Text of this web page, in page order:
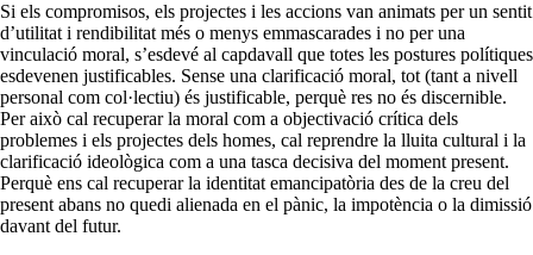
Si els compromisos, els projectes i les accions van animats per un sentit
d’utilitat i rendibilitat més o menys emmascarades i no per una
vinculació moral, s’esdevé al capdavall que totes les postures polítiques
esdevenen justificables. Sense una clarificació moral, tot (tant a nivell
personal com col·lectiu) és justificable, perquè res no és discernible.
Per això cal recuperar la moral com a objectivació crítica dels
problemes i els projectes dels homes, cal reprendre la lluita cultural i la
clarificació ideològica com a una tasca decisiva del moment present.
Perquè ens cal recuperar la identitat emancipatòria des de la creu del
present abans no quedi alienada en el pànic, la impotència o la dimissió
davant del futur.